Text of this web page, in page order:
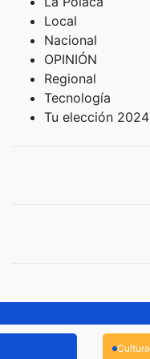
Local
Nacional
OPINIÓN
Regional
Tecnología
Tu elección 2024
Cultura